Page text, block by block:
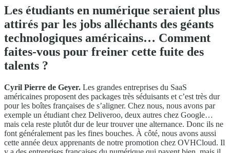
Les étudiants en numérique seraient plus
attirés par les jobs alléchants des géants
technologiques américains… Comment
faites-vous pour freiner cette fuite des
talents ?
Cyril Pierre de Geyer. Les grandes entreprises du SaaS
américaines proposent des packages très séduisants et c’est très dur
pour les boîtes françaises de s’aligner. Chez nous, nous avons par
exemple un étudiant chez Deliveroo, deux autres chez Google…
mais cela reste plutôt dur de leur trouver une alternance. Donc ils ne
font généralement pas les fines bouches. À côté, nous avons aussi
cette année deux apprenants de notre promotion chez OVHCloud. Il